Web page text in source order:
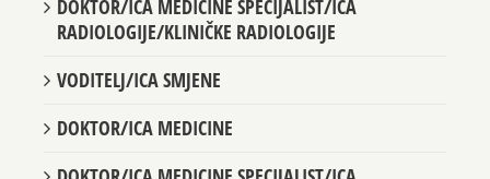
DOKTOR/ICA MEDICINE SPECIJALIST/ICA
RADIOLOGIJE/KLINIČKE RADIOLOGIJE
VODITELJ/ICA SMJENE
DOKTOR/ICA MEDICINE